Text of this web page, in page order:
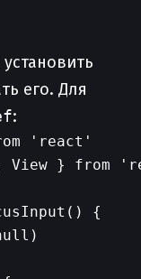
его. Для
:
'react'
View } from
{